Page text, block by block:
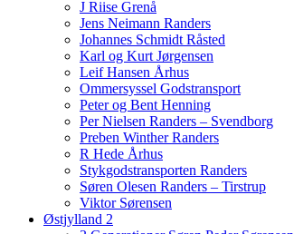
J Riise Grenå
Jens Neimann Randers
Johannes Schmidt Råsted
Karl og Kurt Jørgensen
Leif Hansen Århus
Ommersyssel Godstransport
Peter og Bent Henning
Per Nielsen Randers – Svendborg
Preben Winther Randers
R Hede Århus
Stykgodstransporten Randers
Søren Olesen Randers – Tirstrup
Viktor Sørensen
Østjylland 2